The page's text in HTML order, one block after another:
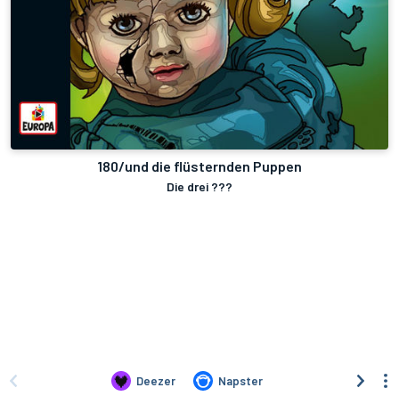
180/und die flüsternden Puppen
Die drei ???
Deezer Napster